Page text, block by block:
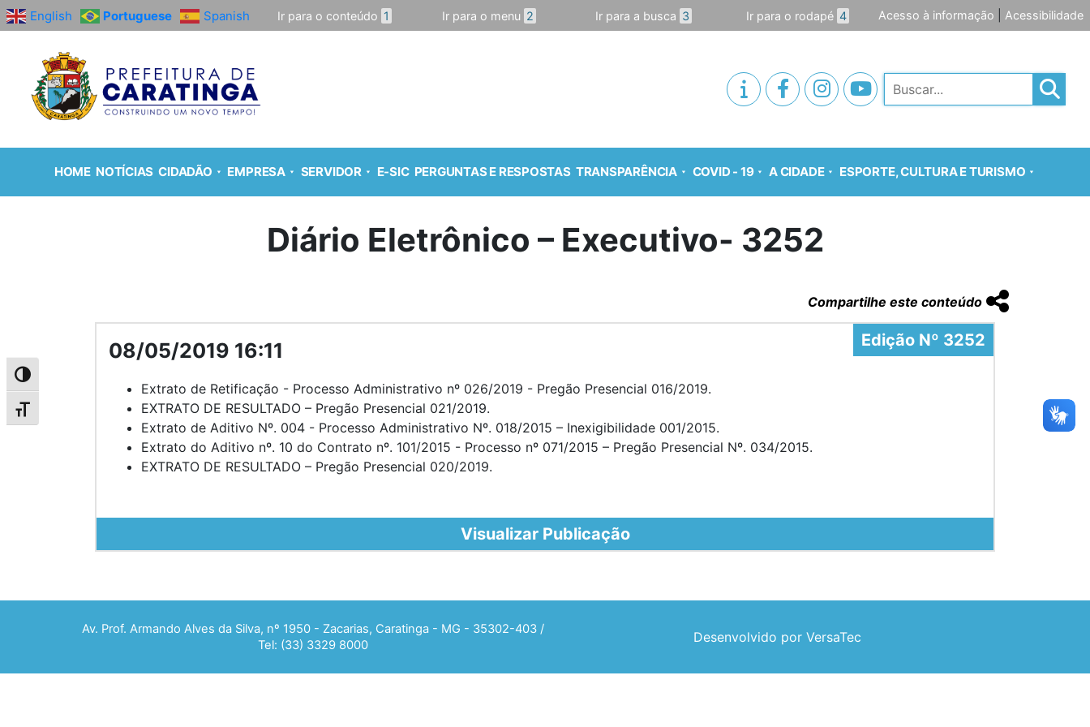
Alternar alto contraste
Alternar tamanho da fonte
English Portuguese Spanish Ir para o conteúdo 1 Ir para o menu 2 Ir para a busca 3 Ir para o rodapé 4 Acesso à informação Acessibilidade
Pesquisar
HOME NOTÍCIAS CIDADÃO EMPRESA SERVIDOR E-SIC PERGUNTAS E RESPOSTAS TRANSPARÊNCIA COVID - 19 A CIDADE ESPORTE, CULTURA E TURISMO
Diário Eletrônico – Executivo- 3252
Compartilhe este conteúdo
Edição Nº 3252
08/05/2019 16:11
Extrato de Retificação - Processo Administrativo nº 026/2019 - Pregão Presencial 016/2019.
EXTRATO DE RESULTADO – Pregão Presencial 021/2019.
Extrato de Aditivo Nº. 004 - Processo Administrativo Nº. 018/2015 – Inexigibilidade 001/2015.
Extrato do Aditivo nº. 10 do Contrato nº. 101/2015 - Processo nº 071/2015 – Pregão Presencial Nº. 034/2015.
EXTRATO DE RESULTADO – Pregão Presencial 020/2019.
Visualizar Publicação
Av. Prof. Armando Alves da Silva, nº 1950 - Zacarias, Caratinga - MG - 35302-403 /
Tel: (33) 3329 8000
Desenvolvido por VersaTec